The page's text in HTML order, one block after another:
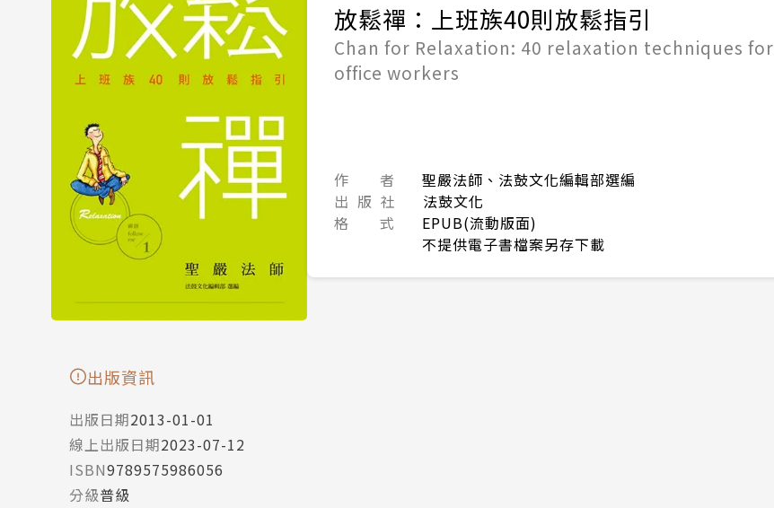
放鬆禪：上班族40則放鬆指引
Chan for Relaxation: 40 relaxation techniques for
office workers
作 者
聖嚴法師、法鼓文化編輯部選編
出 版 社
法鼓文化
格 式
EPUB(流動版面)
不提供電子書檔案另存下載
出版資訊
出版日期2013-01-01
線上出版日期2023-07-12
ISBN9789575986056
分級普級